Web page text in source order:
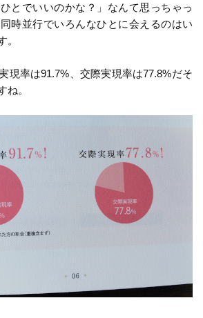
とでいいのかな？」なんて思っちゃっ
時並行でいろんなひとに会えるのはい
。
現率は91.7%、交際実現率は77.8%だそ
ね。